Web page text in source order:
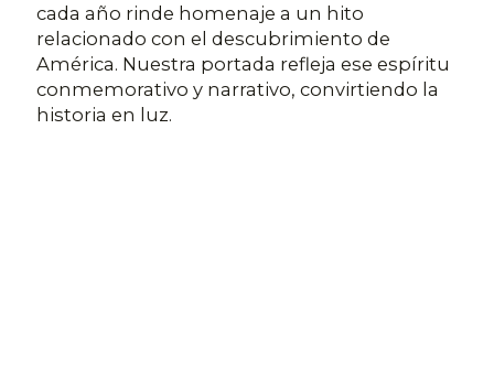
cada año rinde homenaje a un hito
relacionado con el descubrimiento de
América. Nuestra portada refleja ese espíritu
conmemorativo y narrativo, convirtiendo la
historia en luz.